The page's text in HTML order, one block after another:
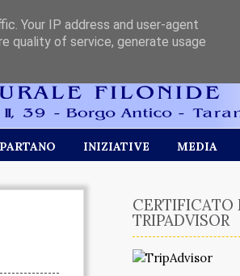
INIZIATIVE MEDIA
TRIPADVISOR
Your IP address and user-agent
quality of service, generate usage